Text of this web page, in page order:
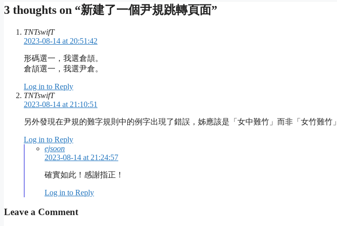
3 thoughts on “新建了一個尹規跳轉頁面”
TNTswifT
2023-08-14 at 20:51:42
形碼選一，我選倉頡。
倉頡選一，我選尹倉。
Log in to Reply
TNTswifT
2023-08-14 at 21:10:51
另外發現在尹規的難字規則中的例字出現了錯誤，姊應該是「女中難竹」而非「女竹難竹」
Log in to Reply
ejsoon
2023-08-14 at 21:24:57
確實如此！感謝指正！
Log in to Reply
Leave a Comment